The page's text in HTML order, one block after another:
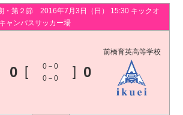
第２節 2016年7月3日（日） 15:30 キックオ
ャンパスサッカー場
0 [
0－0
0－0
] 0
前橋育英高等学校